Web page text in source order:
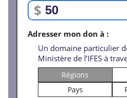
$
Adresser mon don à :
Un domaine particulier
Ministère de l’IFES à
Régions
Pays